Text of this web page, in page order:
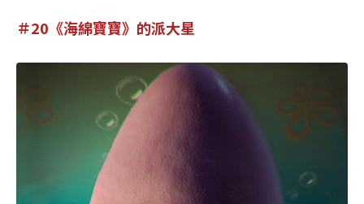
＃20《海綿寶寶》的派大星